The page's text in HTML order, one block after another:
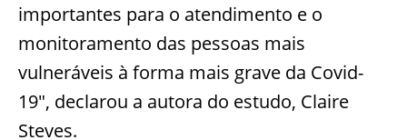
importantes para o atendimento e o
monitoramento das pessoas mais
vulneráveis à forma mais grave da Covid-
19", declarou a autora do estudo, Claire
Steves.